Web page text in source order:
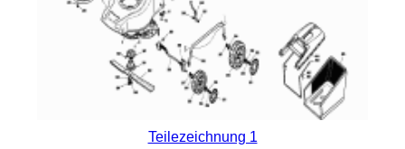
Teilezeichnung 1